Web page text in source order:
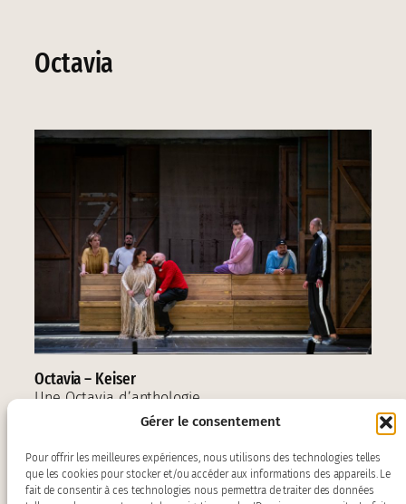
Gérer le consentement
Pour offrir les meilleures expériences, nous utilisons des technologies telles
que les cookies pour stocker et/ou accéder aux informations des appareils. Le
fait de consentir à ces technologies nous permettra de traiter des données
Octavia
Octavia – Keiser
Une Octavia d’anthologie